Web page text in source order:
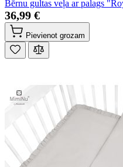
Bērnu gultas veļa ar palags
36,99 €
Pievienot grozam